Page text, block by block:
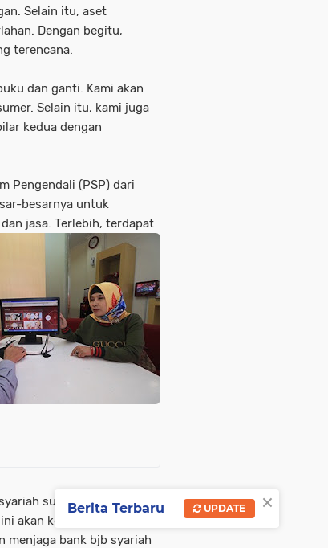
Selain itu, aset
Dengan begitu,
terencana.
dan ganti. Kami akan
Selain itu, kami juga
kedua dengan
Pengendali (PSP) dari
besarnya untuk
jasa. Terlebih, terdapat
sudah dapat
akan konsisten,
menjaga bank bjb syariah
×
Berita Terbaru UPDATE